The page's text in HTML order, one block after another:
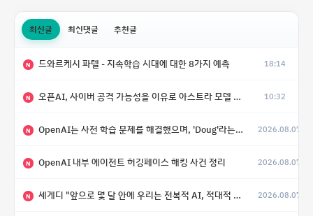
최신글 최신댓글 추천글
N 드와르케시 파텔 - 지속학습 시대에 대한 8가지 예측 18:14
N 오픈AI, 사이버 공격 가능성을 이유로 아스트라 모델 출시 연기 10:32
N OpenAI는 사전 학습 문제를 해결했으며, 'Doug'라는 코드명을 가진 훨씬 더 큰 모델을 활발히 개발 중 2026.08.07
N OpenAI 내부 에이전트 허깅페이스 해킹 사건 정리 2026.08.07
N 세게디 "앞으로 몇 달 안에 우리는 전복적 AI, 적대적 AI 둘 다 보게 될 것" 2026.08.07